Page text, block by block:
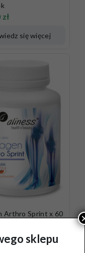
zł
się więcej
Arthro Sprint x 60
sklepu